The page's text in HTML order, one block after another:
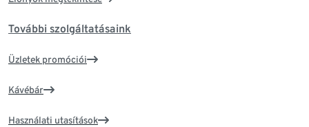
További szolgáltatásaink
Üzletek promóciói
Kávébár
Használati utasítások